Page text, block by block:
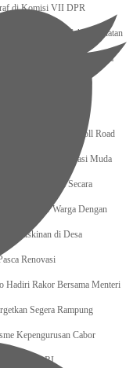
di Komisi VII DPR
untuk Program Cek Kesehatan
Terluar Indonesia Malaysia
Agama pada 29
di Daerah
/ 2025m, Waskita Toll Road
Kerja Generasi Muda
Dilakukan Secara
Antar Warga Dengan
Kemiskinan di Desa
Renovasi
Hadiri Rakor Bersama Menteri
Segera Rampung
Kepengurusan Cabor
BPK RI